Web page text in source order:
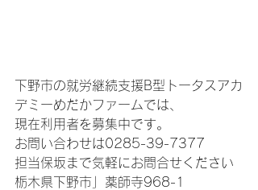
下野市の就労継続支援B型トータスアカ
デミーめだかファームでは、
現在利用者を募集中です。
お問い合わせは0285-39-7377
担当保坂まで気軽にお問合せください
栃木県下野市」薬師寺968-1